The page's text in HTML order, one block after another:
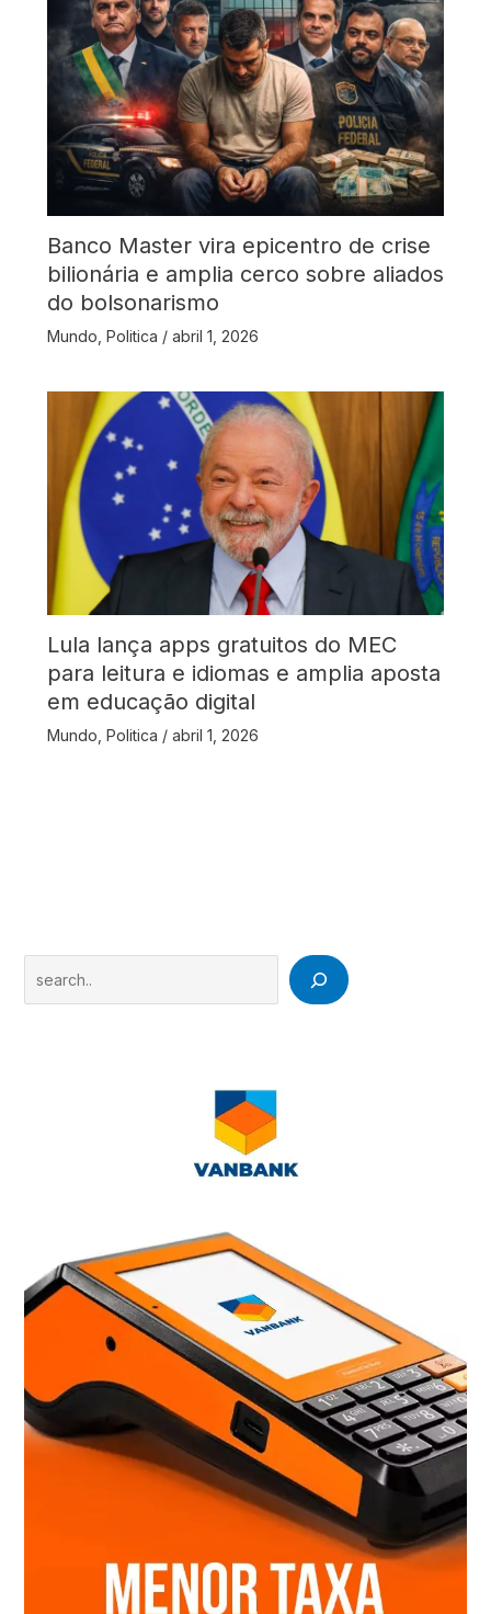
Banco Master vira epicentro de crise
bilionária e amplia cerco sobre aliados
do bolsonarismo
Mundo Politica / abril 1, 2026
Lula lança apps gratuitos do MEC
para leitura e idiomas e amplia aposta
em educação digital
Mundo Politica / abril 1, 2026